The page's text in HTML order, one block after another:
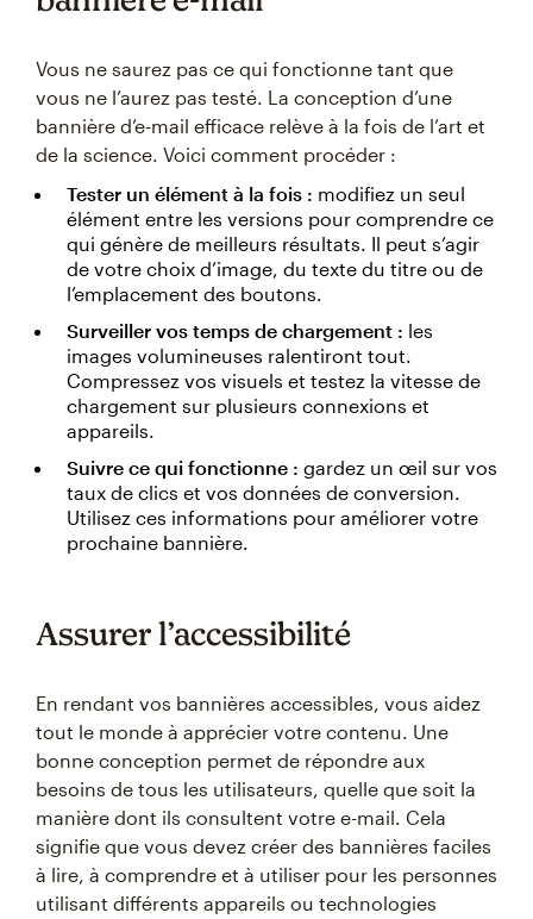
Vous ne saurez pas ce qui fonctionne tant que
vous ne l’aurez pas testé. La conception d’une
bannière d’e-mail efficace relève à la fois de l’art et
de la science. Voici comment procéder :
Tester un élément à la fois : modifiez un seul
élément entre les versions pour comprendre ce
qui génère de meilleurs résultats. Il peut s’agir
de votre choix d’image, du texte du titre ou de
l’emplacement des boutons.
Surveiller vos temps de chargement : les
images volumineuses ralentiront tout.
Compressez vos visuels et testez la vitesse de
chargement sur plusieurs connexions et
appareils.
Suivre ce qui fonctionne : gardez un œil sur vos
taux de clics et vos données de conversion.
Utilisez ces informations pour améliorer votre
prochaine bannière.
Assurer l’accessibilité
En rendant vos bannières accessibles, vous aidez
tout le monde à apprécier votre contenu. Une
bonne conception permet de répondre aux
besoins de tous les utilisateurs, quelle que soit la
manière dont ils consultent votre e-mail. Cela
signifie que vous devez créer des bannières faciles
à lire, à comprendre et à utiliser pour les personnes
utilisant différents appareils ou technologies